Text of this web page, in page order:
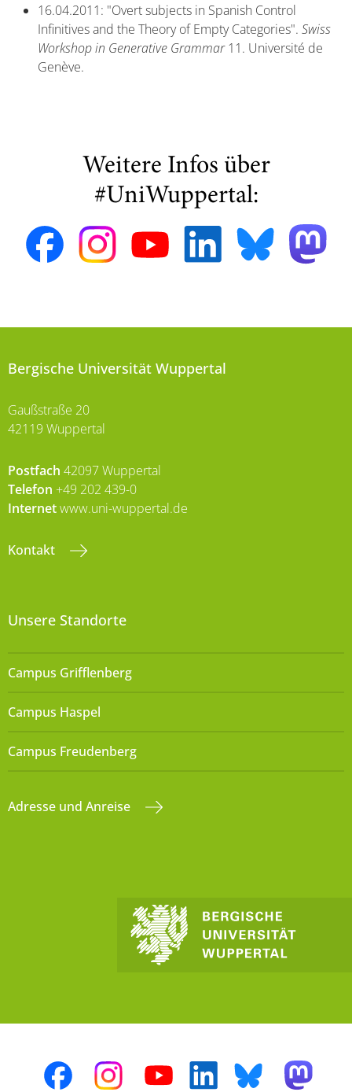
16.04.2011: "Overt subjects in Spanish Control
Infinitives and the Theory of Empty Categories". Swiss
Workshop in Generative Grammar11. Université de
Genève.
Weitere Infos über
#UniWuppertal:
Bergische Universität Wuppertal
Gaußstraße 20
42119 Wuppertal
Postfach 42097 Wuppertal
Telefon +49 202 439-0
Internetwww.uni-wuppertal.de
Kontakt
Unsere Standorte
Campus Grifflenberg
Campus Haspel
Campus Freudenberg
Adresse und Anreise